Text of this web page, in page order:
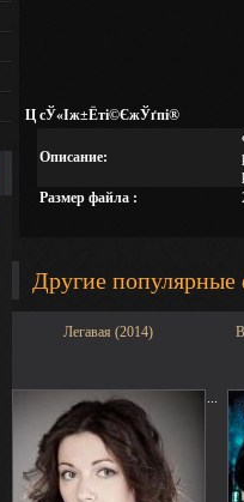
Ц сЎ«Іж±Ёті©ЄжЎґпі®
Описание:
Размер файла :
Другие
Легавая (2014)
...